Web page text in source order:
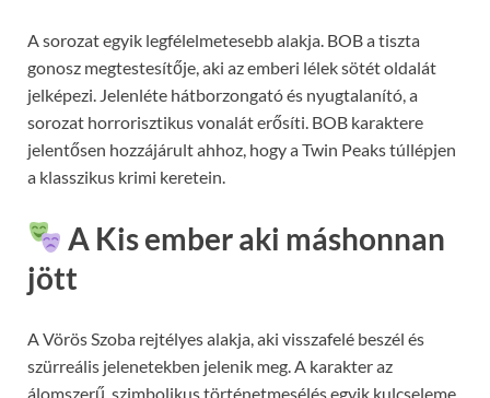
A sorozat egyik legfélelmetesebb alakja. BOB a tiszta
gonosz megtestesítője, aki az emberi lélek sötét oldalát
jelképezi. Jelenléte hátborzongató és nyugtalanító, a
sorozat horrorisztikus vonalát erősíti. BOB karaktere
jelentősen hozzájárult ahhoz, hogy a Twin Peaks túllépjen
a klasszikus krimi keretein.
A Kis ember aki máshonnan
jött
A Vörös Szoba rejtélyes alakja, aki visszafelé beszél és
szürreális jelenetekben jelenik meg. A karakter az
álomszerű, szimbolikus történetmesélés egyik kulcseleme.